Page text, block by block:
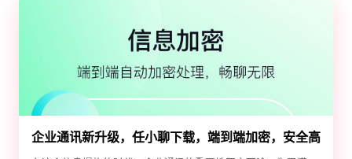
企业通讯新升级，任小聊下载，端到端加密，安全高
效！